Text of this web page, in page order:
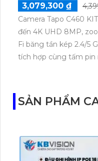
3,079,300 ₫
Camera Tapo C460
đến 4K UHD 8MP,
Fi băng tần kép 2.4/5
tích hợp cùng tấm pin
SẢN PHẨM